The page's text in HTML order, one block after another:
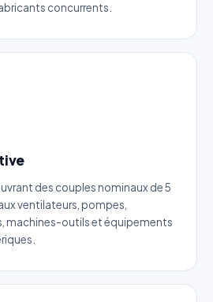
concurrents.
des couples nominaux de 5
ventilateurs, pompes,
machines-outils et équipements
: Réducteur
24 volts